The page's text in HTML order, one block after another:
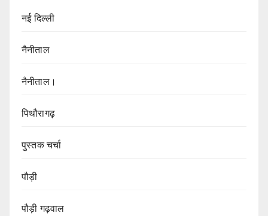
नई दिल्ली
नैनीताल
नैनीताल।
पिथौरागढ़
पुस्तक चर्चा
पौड़ी
पौड़ी गढ़वाल